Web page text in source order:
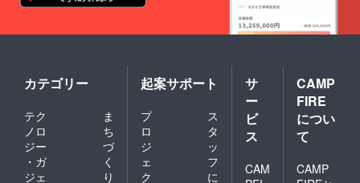
カテゴリー
テク
ノロ
ジー
・ガ
ジェ
ま
ち
づ
く
り
起案サポート
プ
ロ
ジ
ェ
ク
ス
タ
ッ
フ
に
サ
ー
ビ
ス
CAM
CAMP
FIRE
につい
て
CAMP